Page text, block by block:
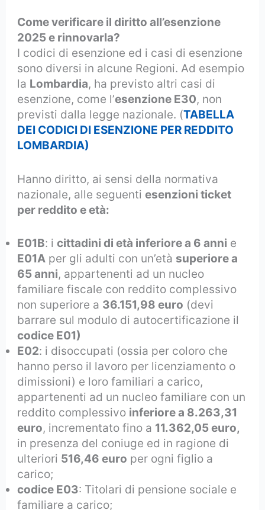
Come verificare il diritto all’esenzione
2025 e rinnovarla?
I codici di esenzione ed i casi di esenzione
sono diversi in alcune Regioni. Ad esempio
la Lombardia, ha previsto altri casi di
esenzione, come l’esenzione E30, non
previsti dalla legge nazionale. (TABELLA
DEI CODICI DI ESENZIONE PER REDDITO
LOMBARDIA)
Hanno diritto, ai sensi della normativa
nazionale, alle seguentiesenzioni ticket
per reddito e età:
E01B: icittadini di età inferiore a 6 anni e
E01A per gli adulti con un’età superiore a
65 anni, appartenenti ad un nucleo
familiare fiscale con reddito complessivo
non superiore a 36.151,98 euro (devi
barrare sul modulo di autocertificazione il
codice E01)
E02: i disoccupati (ossia per coloro che
hanno perso il lavoro per licenziamento o
dimissioni) e loro familiari a carico,
appartenenti ad un nucleo familiare con un
reddito complessivo inferiore a 8.263,31
euro, incrementato fino a 11.362,05 euro,
in presenza del coniuge ed in ragione di
ulteriori 516,46 euro per ogni figlio a
carico;
codice E03: Titolari di pensione sociale e
familiare a carico;